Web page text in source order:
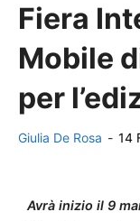
Fiera
Mobile
per
Giulia De Rosa - 14
Avrà inizio il 9